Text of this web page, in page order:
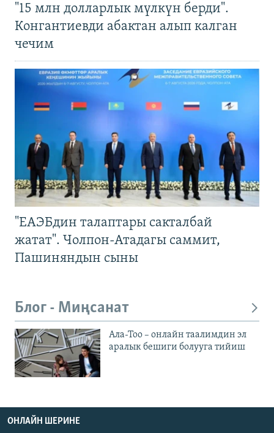
"15 млн долларлык мүлкүн берди".
Конгантиевди абактан алып калган
чечим
"ЕАЭБдин талаптары сакталбай
жатат". Чолпон-Атадагы саммит,
Пашиняндын сыны
Блог - Миңсанат
Ала-Тоо – онлайн таалимдин эл
аралык бешиги болууга тийиш
ОНЛАЙН ШЕРИНЕ